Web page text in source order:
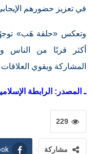
في تعزيز حضورهم
وتعكس «حلقة هَب»
أكثر قربًا من الناس
المشاركة ويقوي
ـ المصدر: الرابطة
229
مشاركة